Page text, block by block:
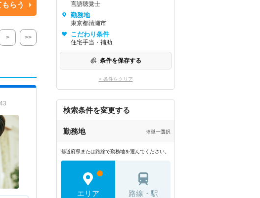
らう
> >>
言語聴覚士
勤務地
東京都清瀬市
こだわり条件
住宅手当・補助
条件を保存する
× 条件をクリア
検索条件を変更する
勤務地 ※単一選択
都道府県または路線で勤務地を選んでください。
エリア 路線・駅